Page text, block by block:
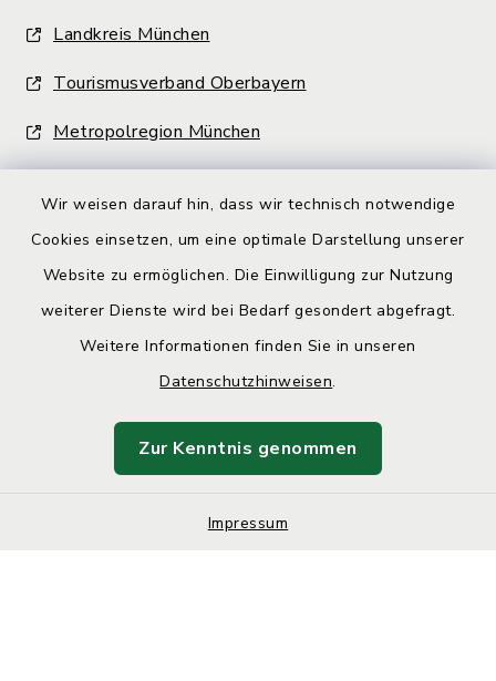
Wir weisen darauf hin, dass wir technisch notwendige
Cookies einsetzen, um eine optimale Darstellung unserer
Website zu ermöglichen. Die Einwilligung zur Nutzung
weiterer Dienste wird bei Bedarf gesondert abgefragt.
Weitere Informationen finden Sie in unseren
Datenschutzhinweisen.
Zur Kenntnis genommen
Impressum
Landkreis München
Tourismusverband Oberbayern
Metropolregion München
Barrierefreiheit
Impressum
Sitemap